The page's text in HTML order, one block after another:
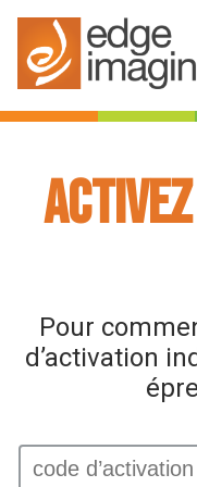
Pour
d’activation